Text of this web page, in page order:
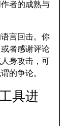
者的成熟与
言回击。你
者感谢评论
身攻击，可
的争论。
具进